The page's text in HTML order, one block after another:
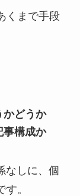
くまで手段
かどうか
事構成か
なしに、個
。